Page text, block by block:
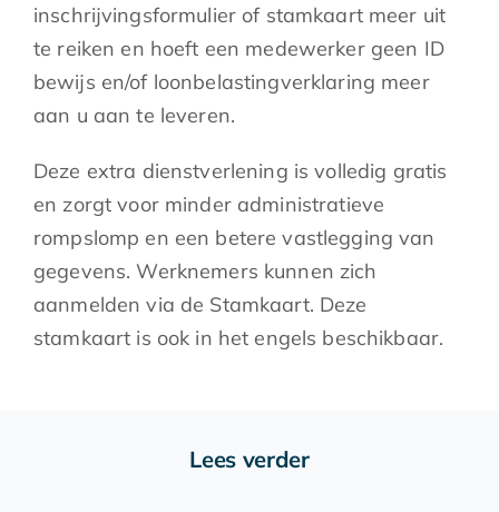
inschrijvingsformulier of stamkaart meer uit
te reiken en hoeft een medewerker geen ID
bewijs en/of loonbelastingverklaring meer
aan u aan te leveren.
Deze extra dienstverlening is volledig gratis
en zorgt voor minder administratieve
rompslomp en een betere vastlegging van
gegevens. Werknemers kunnen zich
aanmelden via de Stamkaart. Deze
stamkaart is ook in het engels beschikbaar.
Lees verder